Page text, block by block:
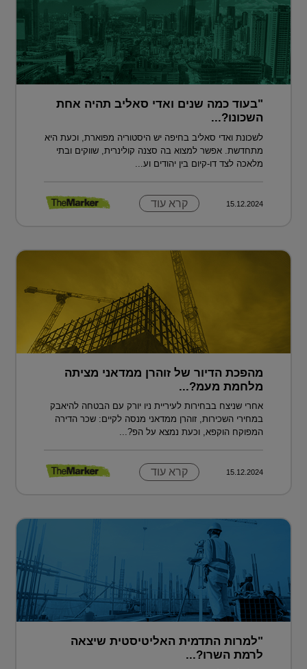
"בעוד כמה שנים ואדי סאליב תהיה אחת
השכונו?...
לשכונת ואדי סאליב בחיפה יש היסטוריה מפוארת, וכעת היא
מתחדשת. אפשר למצוא בה סצנה קולינרית, שווקים ובתי
מלאכה לצד דו-קיום בין יהודים וע...
15.12.2024 קרא עוד
מהפכת הדיור של זוהרן ממדאני מציתה
מלחמת מעמ?...
אחרי שניצח בבחירות לעיריית ניו יורק עם הבטחה להיאבק
במחירי השכירות, זוהרן ממדאני מנסה לקיים: שכר הדירה
המפוקח הוקפא, וכעת נמצא על הפ?...
15.12.2024 קרא עוד
"למרות התדמית האליטיסטית שיצאה
לרמת השרו?...